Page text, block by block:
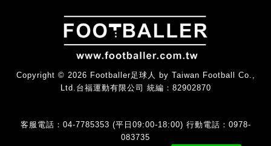
Copyright © 2026 Footballer足球人 by Taiwan Football Co.,
Ltd.台福運動有限公司 統編：82902870
客服電話：04-7785353 (平日09:00-18:00) 行動電話：0978-
083735